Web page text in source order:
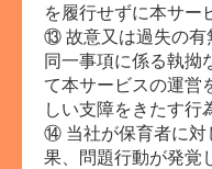
を履行せずに本サー
⑬ 故意又は過失の有
同一事項に係る執拗
て本サービスの運営
しい支障をきたす行
⑭ 当社が保育者に対
果、問題行動が発覚